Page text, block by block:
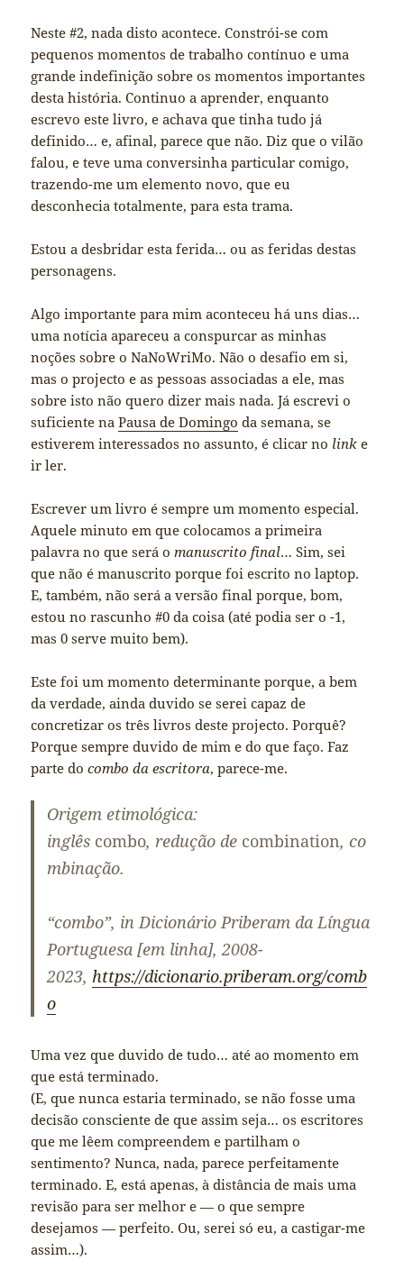
Neste #2, nada disto acontece. Constrói-se com
pequenos momentos de trabalho contínuo e uma
grande indefinição sobre os momentos importantes
desta história. Continuo a aprender, enquanto
escrevo este livro, e achava que tinha tudo já
definido… e, afinal, parece que não. Diz que o vilão
falou, e teve uma conversinha particular comigo,
trazendo-me um elemento novo, que eu
desconhecia totalmente, para esta trama.
Estou a desbridar esta ferida… ou as feridas destas
personagens.
Algo importante para mim aconteceu há uns dias…
uma notícia apareceu a conspurcar as minhas
noções sobre o NaNoWriMo. Não o desafio em si,
mas o projecto e as pessoas associadas a ele, mas
sobre isto não quero dizer mais nada. Já escrevi o
suficiente naPausa de Domingo da semana, se
estiverem interessados no assunto, é clicar no link e
ir ler.
Escrever um livro é sempre um momento especial.
Aquele minuto em que colocamos a primeira
palavra no que será omanuscrito final… Sim, sei
que não é manuscrito porque foi escrito no laptop.
E, também, não será a versão final porque, bom,
estou no rascunho #0 da coisa (até podia ser o -1,
mas 0 serve muito bem).
Este foi um momento determinante porque, a bem
da verdade, ainda duvido se serei capaz de
concretizar os três livros deste projecto. Porquê?
Porque sempre duvido de mim e do que faço. Faz
parte docombo da escritora, parece-me.
Origem etimológica:
inglês combo, redução de combination,co
mbinação.
“combo”, in Dicionário Priberam da Língua
Portuguesa [em linha], 2008-
2023,https://dicionario.priberam.org/comb
o
Uma vez que duvido de tudo… até ao momento em
que está terminado.
(E, que nunca estaria terminado, se não fosse uma
decisão consciente de que assim seja… os escritores
que me lêem compreendem e partilham o
sentimento? Nunca, nada, parece perfeitamente
terminado. E, está apenas, à distância de mais uma
revisão para ser melhor e — o que sempre
desejamos — perfeito. Ou, serei só eu, a castigar-me
assim…).